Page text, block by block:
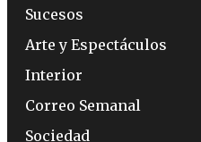
Sucesos
Arte y Espectáculos
Interior
Correo Semanal
Sociedad